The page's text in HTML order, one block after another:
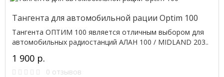
Тангента для автомобильной рации Optim 100
Тангента ОПТИМ 100 является отличным выбором для
автомобильных радиостанций АЛАН 100 / MIDLAND 203..
1 900 р.
0 отзывов